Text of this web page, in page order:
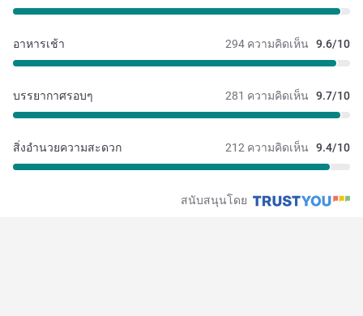
294 ความคิดเห็น 9.6/10
อาหารเช้า
281 ความคิดเห็น 9.7/10
บรรยากาศรอบๆ
212 ความคิดเห็น 9.4/10
สิ่งอำนวยความสะดวก
สนับสนุนโดย